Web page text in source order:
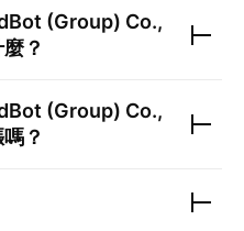
(Group) Co.,
？
(Group) Co.,
？